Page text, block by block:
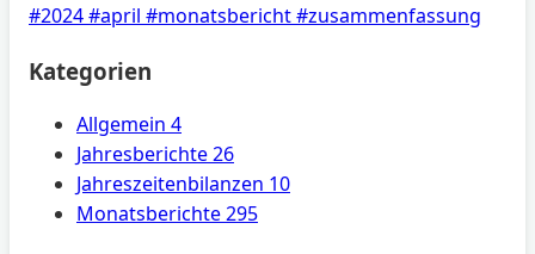
#2024#april #monatsbericht#zusammenfassung
Kategorien
Allgemein 4
Jahresberichte26
Jahreszeitenbilanzen 10
Monatsberichte295